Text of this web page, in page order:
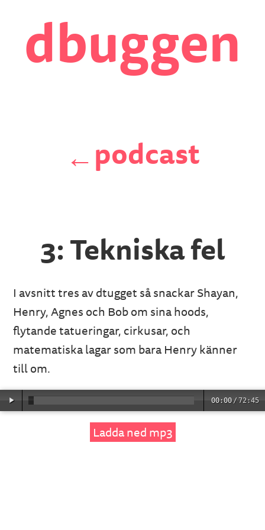
dbuggen
←podcast
3: Tekniska fel
I avsnitt tres av dtugget så snackar Shayan,
Henry, Agnes och Bob om sina hoods,
flytande tatueringar, cirkusar, och
matematiska lagar som bara Henry känner
till om.
00:00 /72:45
Ladda ned mp3